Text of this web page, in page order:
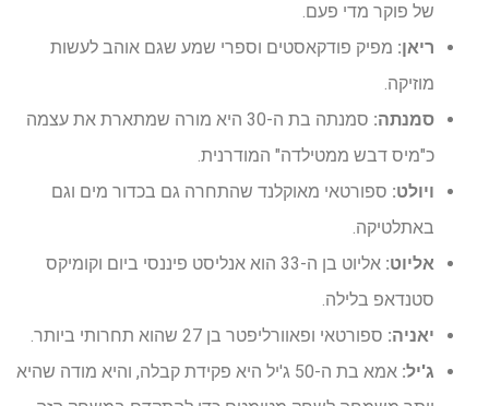
של פוקר מדי פעם.
ריאן: מפיק פודקאסטים וספרי שמע שגם אוהב לעשות
מוזיקה.
סמנתה:
סמנתה בת ה-30 היא מורה שמתארת ​​את עצמה
כ"מיס דבש ממטילדה" המודרנית.
ויולט: ספורטאי מאוקלנד שהתחרה גם בכדור מים וגם
באתלטיקה.
אליוט:
אליוט בן ה-33 הוא אנליסט פיננסי ביום וקומיקס
סטנדאפ בלילה.
יאניה: ספורטאי ופאוורליפטר בן 27 שהוא תחרותי ביותר.
ג'יל:
אמא בת ה-50 ג'יל היא פקידת קבלה, והיא מודה שהיא